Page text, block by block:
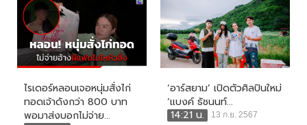
ไรเดอร์หลอนเจอหนุ่มสั่งไก่
ทอดเจ้าดังกว่า 800 บาท
พอมาส่งบอกไม่จ่าย...
‘อาร์สยาม’ เปิดตัวศิลปินใหม่
‘แบงค์ ธัชนนท์...
14:21 น.
13 ก.ย. 2567